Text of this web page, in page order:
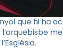
que hi ha